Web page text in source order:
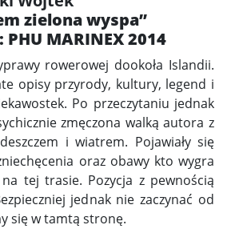
zielona wyspa”
MARINEX 2014
rowerowej dookoła Islandii.
opisy przyrody, kultury, legend i
Po przeczytaniu jednak
zmęczona walką autora z
i wiatrem. Pojawiały się
oraz obawy kto wygra
tej trasie. Pozycja z pewnością
jednak nie zaczynać od
się w tamtą stronę.